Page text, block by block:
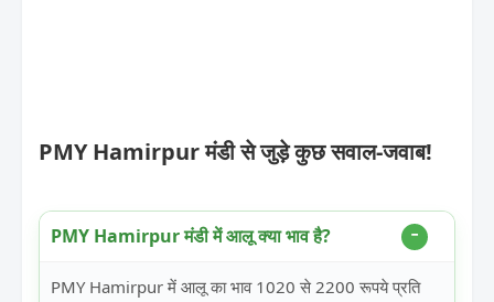
PMY Hamirpur मंडी से जुड़े कुछ सवाल-जवाब!
PMY Hamirpur मंडी में आलू क्या भाव है?
PMY Hamirpur में आलू का भाव 1020 से 2200 रूपये प्रति